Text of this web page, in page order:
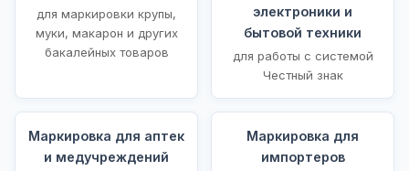
для маркировки крупы,
муки, макарон и других
бакалейных товаров
электроники и
бытовой техники
для работы с системой
Честный знак
Маркировка для аптек
и медучреждений
Маркировка для
импортеров